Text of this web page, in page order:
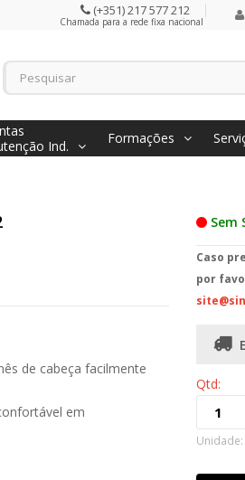
(+351) 217 577 212
Chamada para a rede fixa nacional
Ind.
Formações
de cabeça facilmente
em
Sem
Caso
por
Qtd:
Unidade: